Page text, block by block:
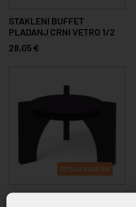
STAKLENI BUFFET
PLADANJ CRNI VETRO 1/2
28,05 €
SERIJA MADEIRA
STALAK ZA DISPENZER